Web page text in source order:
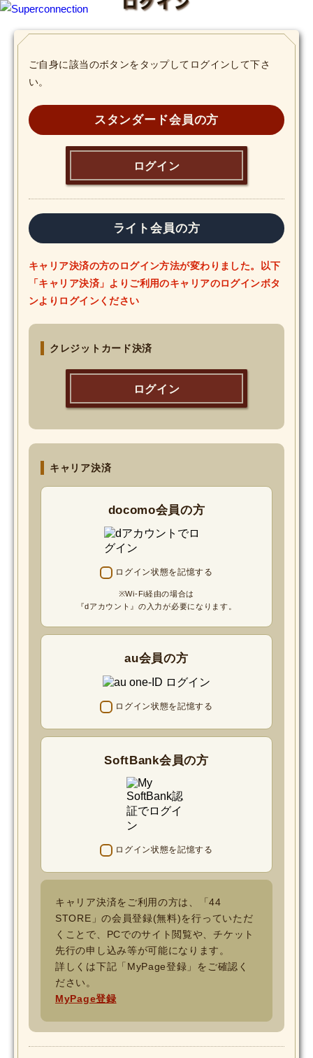
ご自身に該当のボタンをタップしてログインして下さ
い。
スタンダード会員の方
ログイン
ライト会員の方
キャリア決済の方のログイン方法が変わりました。以下
「キャリア決済」よりご利用のキャリアのログインボタ
ンよりログインください
クレジットカード決済
ログイン
キャリア決済
docomo会員の方
ログイン状態を記憶する
※Wi-Fi経由の場合は
『dアカウント』の入力が必要になります。
au会員の方
ログイン状態を記憶する
SoftBank会員の方
ログイン状態を記憶する
キャリア決済をご利用の方は、「44
STORE」の会員登録(無料)を行っていただ
くことで、PCでのサイト閲覧や、チケット
先行の申し込み等が可能になります。
詳しくは下記「MyPage登録」をご確認く
ださい。
MyPage登録
INFO
SHIHO’s DIARY
STAFF DIARY
SHIHO’s VOICE
We Spy!
SPECIAL
#Throwback
MOVIE
Monostagram
DOWNLOAD
SHIHO’s Q&A